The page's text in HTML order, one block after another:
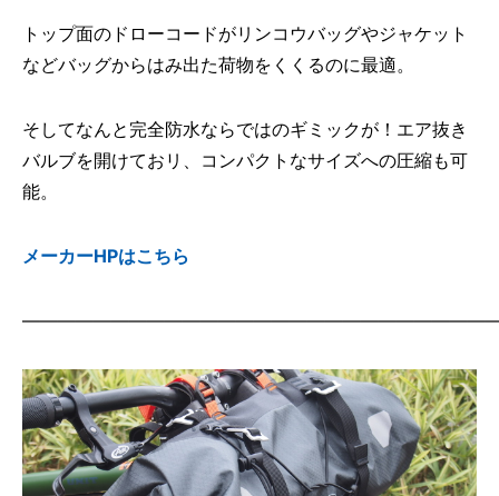
トップ面のドローコードがリンコウバッグやジャケット
などバッグからはみ出た荷物をくくるのに最適。
そしてなんと完全防水ならではのギミックが！エア抜き
バルブを開けておリ、コンパクトなサイズへの圧縮も可
能。
メーカーHPはこちら